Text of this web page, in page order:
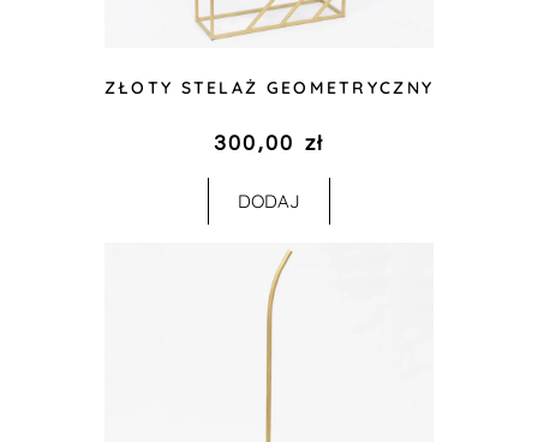
ZŁOTY STELAŻ GEOMETRYCZNY
300,00 zł
DODAJ